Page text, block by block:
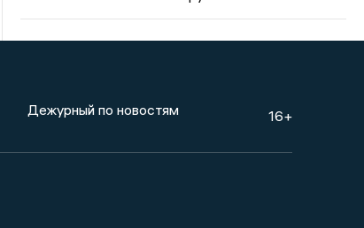
Дежурный по новостям 16+